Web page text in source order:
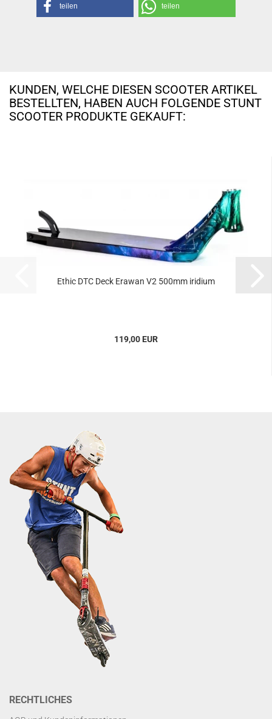
teilen teilen
KUNDEN, WELCHE DIESEN SCOOTER ARTIKEL
BESTELLTEN, HABEN AUCH FOLGENDE STUNT
SCOOTER PRODUKTE GEKAUFT:
Ethic DTC Deck Erawan V2 500mm iridium
119,00 EUR
RECHTLICHES